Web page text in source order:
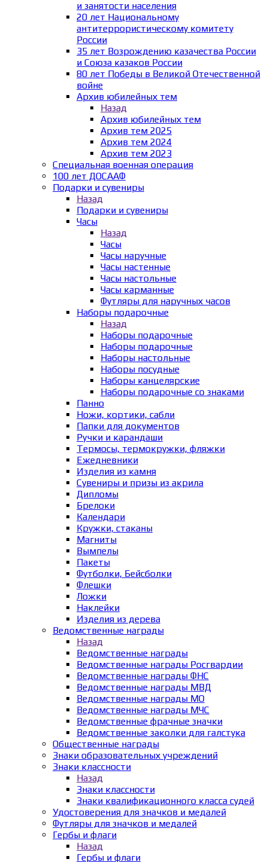
и занятости населения
20 лет Национальному
антитеррористическому комитету
России
35 лет Возрождению казачества России
и Союза казаков России
80 лет Победы в Великой Отечественной
войне
Архив юбилейных тем
Назад
Архив юбилейных тем
Архив тем 2025
Архив тем 2024
Архив тем 2023
Специальная военная операция
100 лет ДОСААФ
Подарки и сувениры
Назад
Подарки и сувениры
Часы
Назад
Часы
Часы наручные
Часы настенные
Часы настольные
Часы карманные
Футляры для наручных часов
Наборы подарочные
Назад
Наборы подарочные
Наборы подарочные
Наборы настольные
Наборы посудные
Наборы канцелярские
Наборы подарочные со знаками
Панно
Ножи, кортики, сабли
Папки для документов
Ручки и карандаши
Термосы, термокружки, фляжки
Ежедневники
Изделия из камня
Сувениры и призы из акрила
Дипломы
Брелоки
Календари
Кружки, стаканы
Магниты
Вымпелы
Пакеты
Футболки, Бейсболки
Флешки
Ложки
Наклейки
Изделия из дерева
Ведомственные награды
Назад
Ведомственные награды
Ведомственные награды Росгвардии
Ведомственные награды ФНС
Ведомственные награды МВД
Ведомственные награды МО
Ведомственные награды МЧС
Ведомственные фрачные значки
Ведомственные заколки для галстука
Общественные награды
Знаки образовательных учреждений
Знаки классности
Назад
Знаки классности
Знаки квалификационного класса судей
Удостоверения для значков и медалей
Футляры для значков и медалей
Гербы и флаги
Назад
Гербы и флаги